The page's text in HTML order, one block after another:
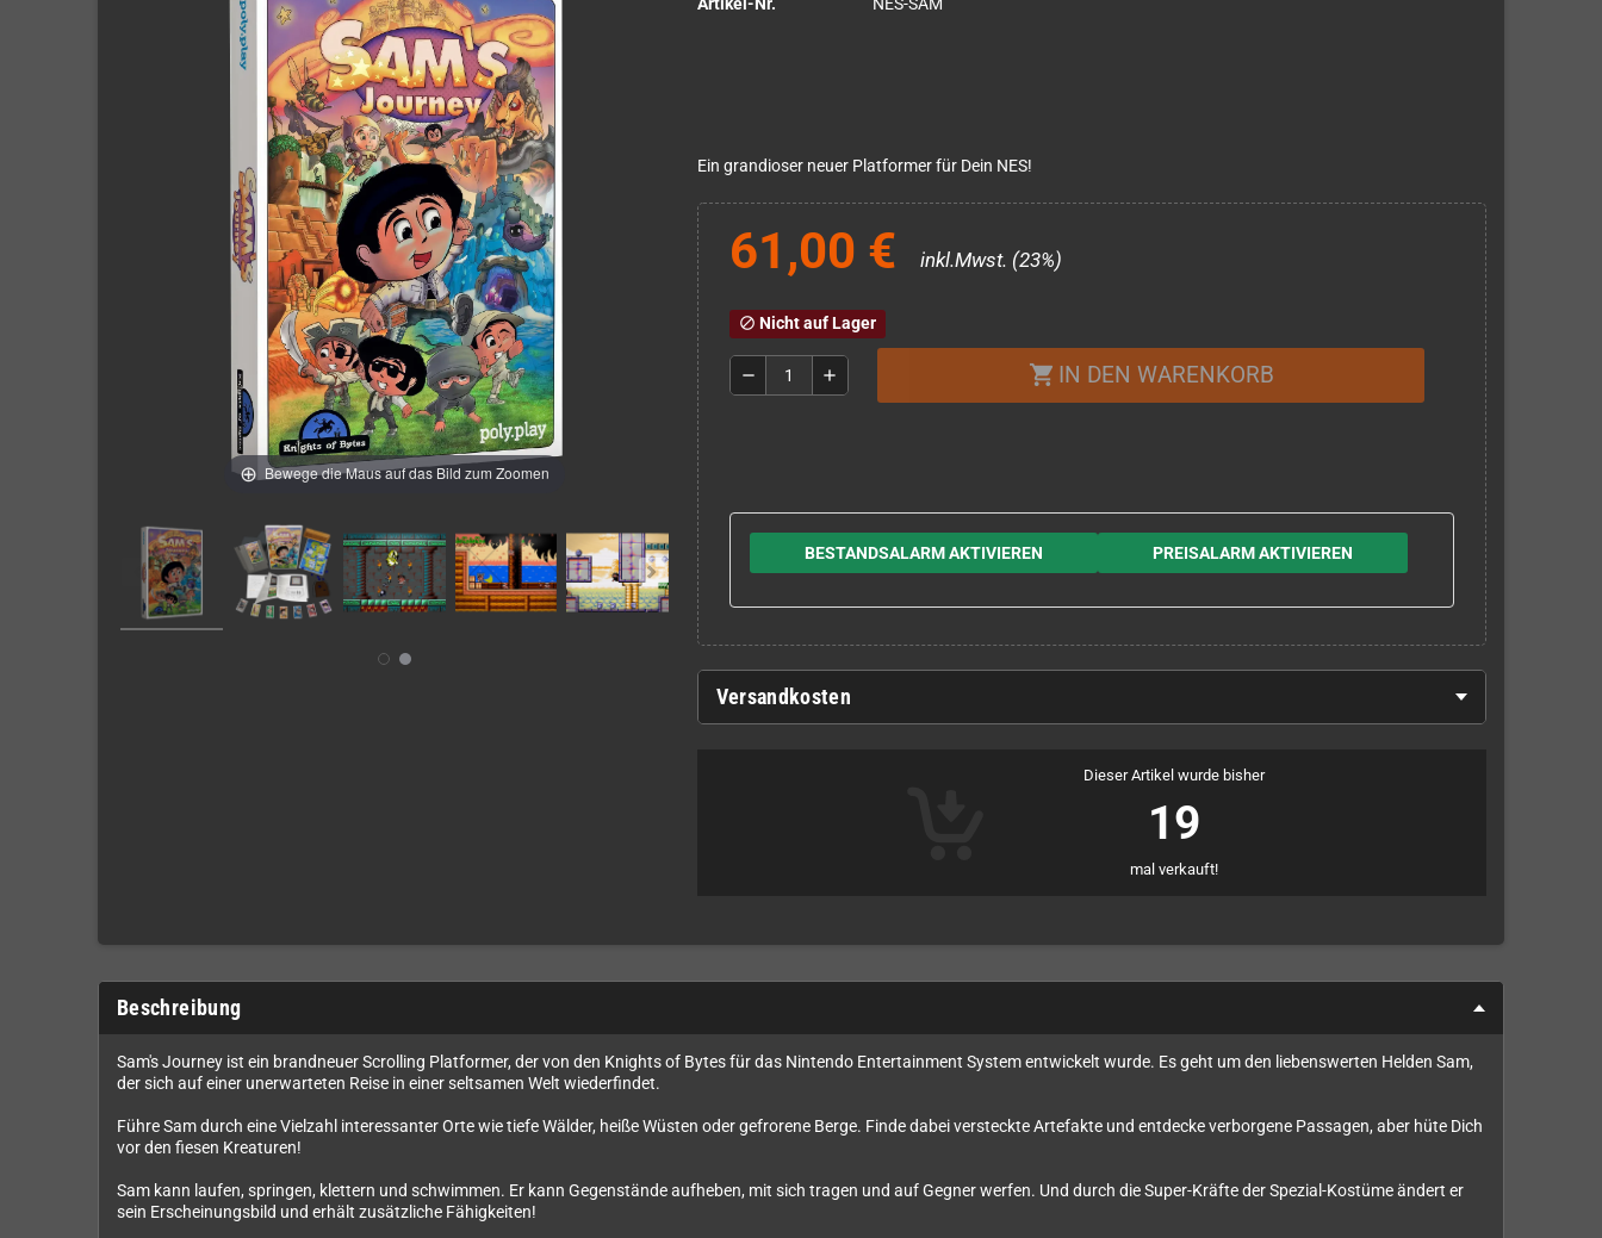
Bewege die Maus auf das Bild zum Zoomen
Artikel-Nr. NES-SAM
Ein grandioser neuer Platformer für Dein NES!
61,00 € inkl.Mwst. (23%)
block Nicht auf Lager
remove add shopping_cart IN DEN WARENKORB
BESTANDSALARM AKTIVIEREN PREISALARM AKTIVIEREN
Versandkosten
Dieser Artikel wurde bisher
19
mal verkauft!
Beschreibung
Sam's Journey ist ein brandneuer Scrolling Platformer, der von den Knights of Bytes für das Nintendo Entertainment System entwickelt wurde. Es geht um den liebenswerten Helden Sam,
der sich auf einer unerwarteten Reise in einer seltsamen Welt wiederfindet.
Führe Sam durch eine Vielzahl interessanter Orte wie tiefe Wälder, heiße Wüsten oder gefrorene Berge. Finde dabei versteckte Artefakte und entdecke verborgene Passagen, aber hüte Dich
vor den fiesen Kreaturen!
Sam kann laufen, springen, klettern und schwimmen. Er kann Gegenstände aufheben, mit sich tragen und auf Gegner werfen. Und durch die Super-Kräfte der Spezial-Kostüme ändert er
sein Erscheinungsbild und erhält zusätzliche Fähigkeiten!